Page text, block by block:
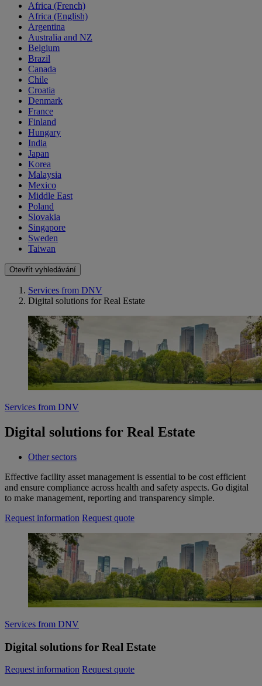
Africa (French)
Africa (English)
Argentina
Australia and NZ
Belgium
Brazil
Canada
Chile
Croatia
Denmark
France
Finland
Hungary
India
Japan
Korea
Malaysia
Mexico
Middle East
Poland
Slovakia
Singapore
Sweden
Taiwan
Otevřít vyhledávání
Services from DNV
Digital solutions for Real Estate
Services from DNV
Digital solutions for Real Estate
Other sectors
Effective facility asset management is essential to be cost efficient
and ensure compliance across health and safety aspects. Go digital
to make management, reporting and transparency simple.
Request information Request quote
Services from DNV
Digital solutions for Real Estate
Request information Request quote